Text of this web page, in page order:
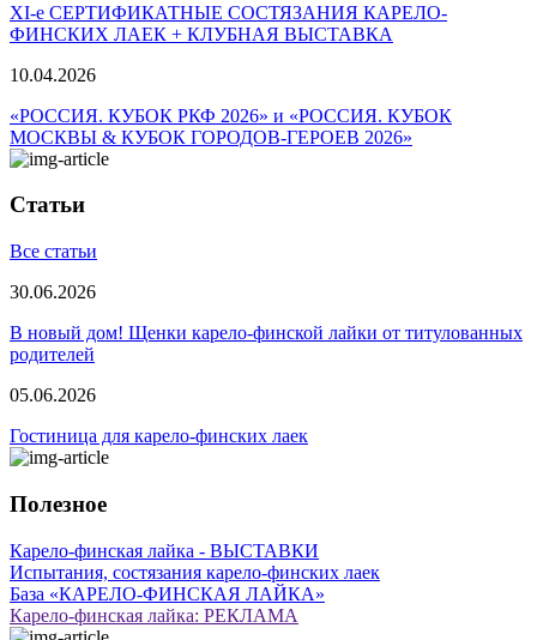
ХI-е СЕРТИФИКАТНЫЕ СОСТЯЗАНИЯ КАРЕЛО-
ФИНСКИХ ЛАЕК + КЛУБНАЯ ВЫСТАВКА
10.04.2026
«РОССИЯ. КУБОК РКФ 2026» и «РОССИЯ. КУБОК
МОСКВЫ & КУБОК ГОРОДОВ-ГЕРОЕВ 2026»
Статьи
Все статьи
30.06.2026
В новый дом! Щенки карело-финской лайки от титулованных
родителей
05.06.2026
Гостиница для карело-финских лаек
Полезное
Карело-финская лайка - ВЫСТАВКИ
Испытания, состязания карело-финских лаек
База «КАРЕЛО-ФИНСКАЯ ЛАЙКА»
Карело-финская лайка: РЕКЛАМА